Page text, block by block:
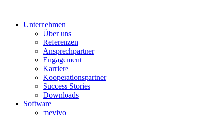
Unternehmen
Über uns
Referenzen
Ansprechpartner
Engagement
Karriere
Kooperationspartner
Success Stories
Downloads
Software
mevivo